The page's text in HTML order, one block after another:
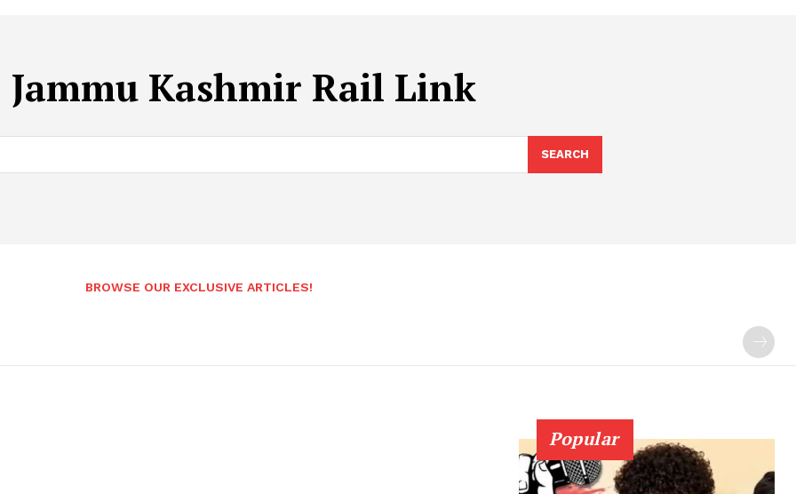
Jammu Kashmir Rail Link
SEARCH
BROWSE OUR EXCLUSIVE ARTICLES!
Popular